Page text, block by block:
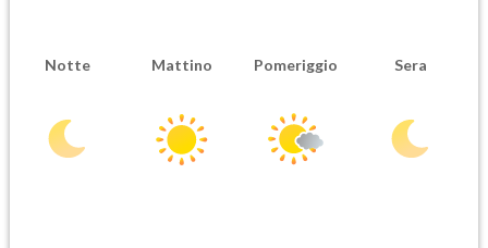
Notte Mattino Pomeriggio Sera